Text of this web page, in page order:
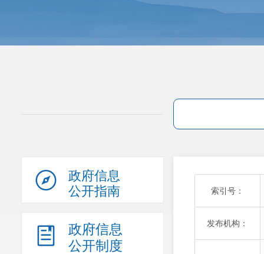
政府信息
公开指南
政府信息
公开制度
索引号：
发布机构：